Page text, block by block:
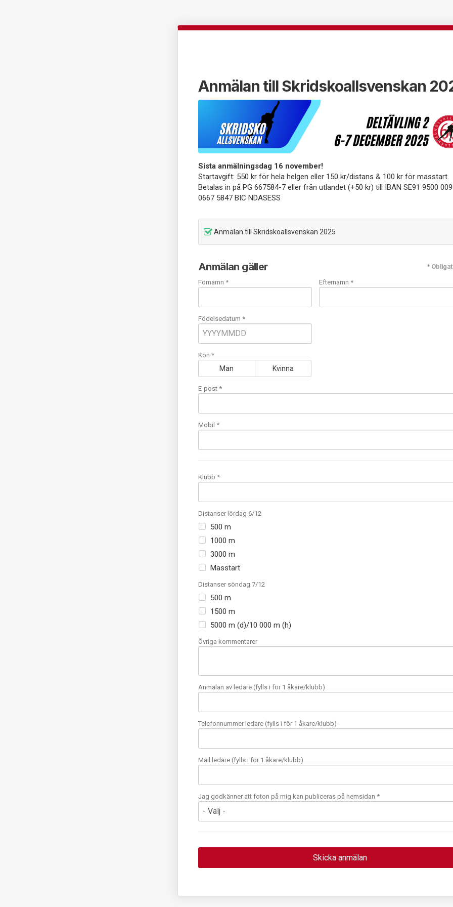
Anmälan till Skridskoallsvenskan
Sista anmälningsdag 16 november!
Startavgift: 550 kr för hela helgen eller 150 kr/distans & 100 kr för masstart.
Betalas in på PG 667584-7 eller från utlandet (+50 kr) till IBAN SE91 9500
0667 5847 BIC NDASESS
Anmälan till Skridskoallsvenskan 2025
Anmälan gäller *
Förnamn * Efternamn *
Födelsedatum *
Kön *
Man Kvinna
E-post *
Mobil *
Klubb *
Distanser lördag 6/12
500 m
1000 m
3000 m
Masstart
Distanser söndag 7/12
500 m
1500 m
5000 m (d)/10 000 m (h)
Övriga kommentarer
Anmälan av ledare (fylls i för 1 åkare/klubb)
Telefonnummer ledare (fylls i för 1 åkare/klubb)
Mail ledare (fylls i för 1 åkare/klubb)
Jag godkänner att foton på mig kan publiceras på hemsidan *